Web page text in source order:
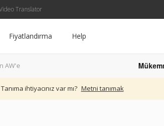
Translator
Fiyatlandırma Help
AW'e
ihtiyacınız var mı? Metni tanımak